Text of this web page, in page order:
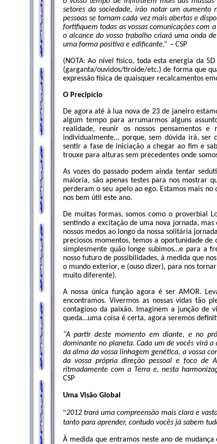
setores da sociedade, irão notar um aumento
pessoas se tornam cada vez mais abertas e
fortifiquem todas as vossas comunicações com
o alcance do vosso trabalho criará uma onda
uma forma positiva e edificante.” – CSP
(NOTA: Ao nível físico, toda esta energia da
(garganta/ouvidos/tiroide/etc.) de forma que
expressão física de quaisquer recalcamentos
O Precipício
De agora até à lua nova de 23 de janeiro
algum tempo para arrumarmos alguns
realidade, reunir os nossos pensamentos
individualmente… porque, sem dúvida irá, ser
sentir a fase de iniciação a chegar ao fim e
trouxe para alturas sem precedentes onde
As vozes do passado podem ainda tentar
maioria, são apenas testes para nos mostrar
perderam o seu apelo ao ego. Estamos mais no
nos bem útil este ano.
De muitas formas, somos como o proverbial
sentindo a excitação de uma nova jornada,
nossos medos ao longo da nossa solitária
preciosos momentos, temos a oportunidade
simplesmente quão longe subimos…e para a
nosso futuro de possibilidades, à medida que
o mundo exterior, e (ouso dizer), para nos
muito diferente).
A nossa única função agora é ser AMOR.
encontramos. Vivermos as nossas vidas tão
contagioso da paixão. Imaginem a junção de
queda…uma coisa é certa, agora seremos
“A partir deste momento em diante, e no
dominante no planeta. Cada um de vocês virá
da alma da vossa linhagem genética, a vossa
da vossa própria direção pessoal e foco de
ritmadamente com a Terra e, nesta
CSP
Uma Visão Global
“2012 trará uma compreensão mais clara e
tanto para aprender, contudo vocês já sabem
À medida que entramos neste ano de